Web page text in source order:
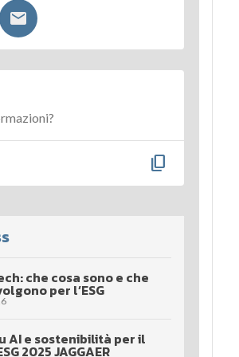
content_copy
che cosa sono e che
per l’ESG
AI e sostenibilità per il
2025 JAGGAER